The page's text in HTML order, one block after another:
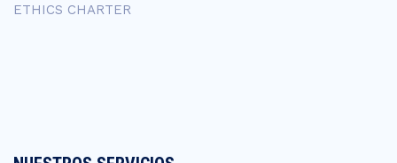
ETHICS CHARTER